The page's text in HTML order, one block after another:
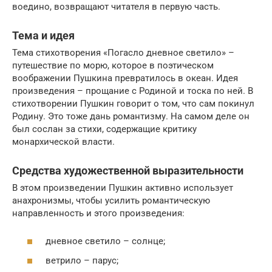
воедино, возвращают читателя в первую часть.
Тема и идея
Тема стихотворения «Погасло дневное светило» –
путешествие по морю, которое в поэтическом
воображении Пушкина превратилось в океан. Идея
произведения – прощание с Родиной и тоска по ней. В
стихотворении Пушкин говорит о том, что сам покинул
Родину. Это тоже дань романтизму. На самом деле он
был сослан за стихи, содержащие критику
монархической власти.
Средства художественной выразительности
В этом произведении Пушкин активно использует
анахронизмы, чтобы усилить романтическую
направленность и этого произведения:
дневное светило – солнце;
ветрило – парус;